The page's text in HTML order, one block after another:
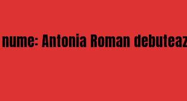
Antonia Roman